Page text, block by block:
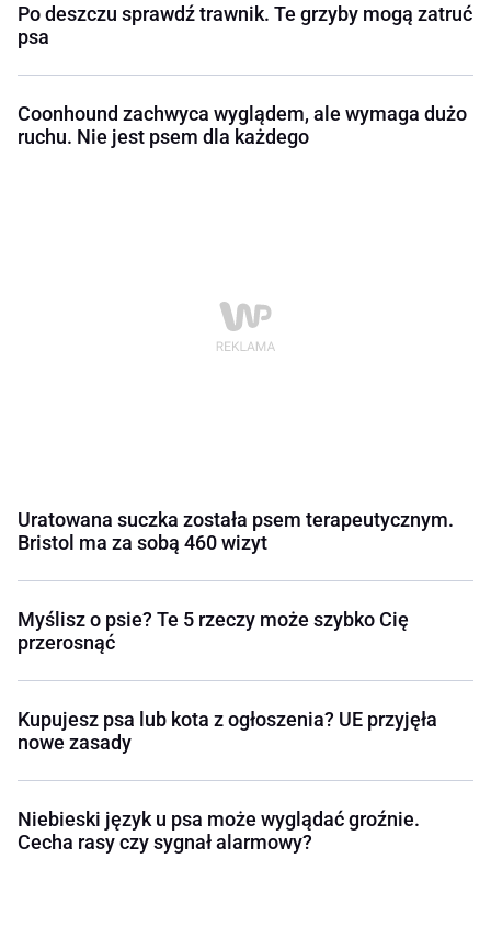
Po deszczu sprawdź trawnik. Te grzyby mogą zatruć
psa
Coonhound zachwyca wyglądem, ale wymaga dużo
ruchu. Nie jest psem dla każdego
Uratowana suczka została psem terapeutycznym.
Bristol ma za sobą 460 wizyt
Myślisz o psie? Te 5 rzeczy może szybko Cię
przerosnąć
Kupujesz psa lub kota z ogłoszenia? UE przyjęła
nowe zasady
Niebieski język u psa może wyglądać groźnie.
Cecha rasy czy sygnał alarmowy?